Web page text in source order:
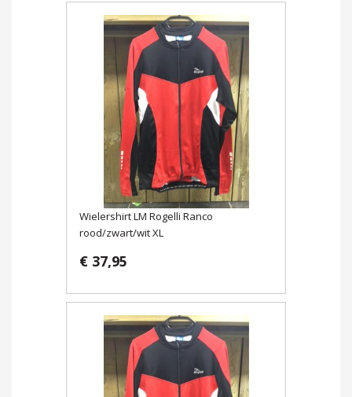
Wielershirt LM Rogelli Ranco
rood/zwart/wit XL
€ 37,95